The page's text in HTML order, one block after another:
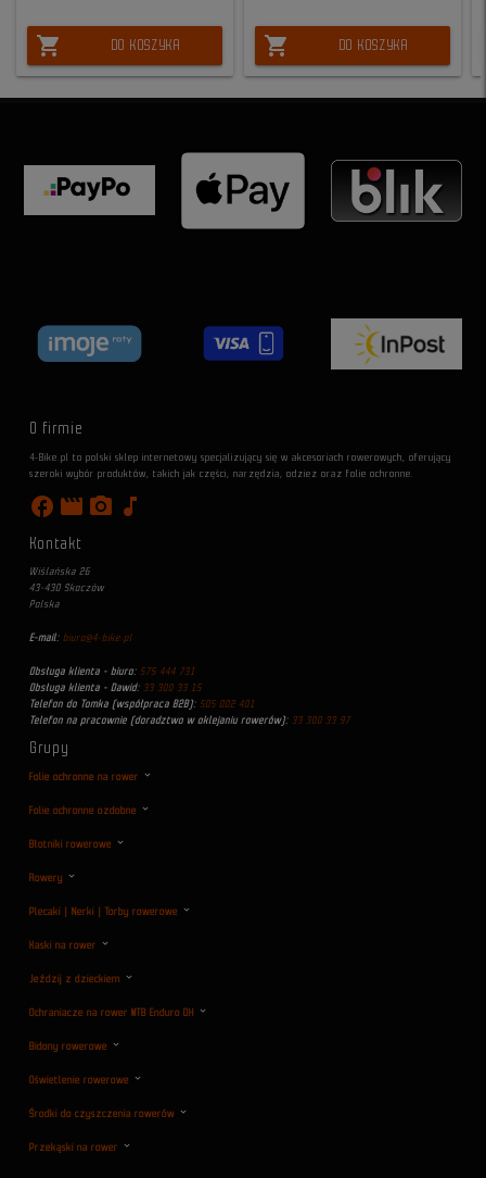
shopping_cart DO KOSZYKA shopping_cart DO KOSZYKA
O firmie
4-Bike.pl to polski sklep internetowy specjalizujący się w akcesoriach rowerowych, oferujący
szeroki wybór produktów, takich jak części, narzędzia, odzież oraz folie ochronne.
facebook movie photo_camera music_note
Kontakt
Wiślańska 26
43-430 Skoczów
Polska
E-mail: biuro@4-bike.pl
Obsługa klienta - biuro: 575 444 731
Obsługa klienta - Dawid: 33 300 33 15
Telefon do Tomka (współpraca B2B): 505 002 401
Telefon na pracownie (doradztwo w oklejaniu rowerów): 33 300 33 97
Grupy
Folie ochronne na rower
Folie ochronne ozdobne
Błotniki rowerowe
Rowery
Plecaki | Nerki | Torby rowerowe
Kaski na rower
Jeździj z dzieckiem
Ochraniacze na rower MTB Enduro DH
Bidony rowerowe
Oświetlenie rowerowe
Środki do czyszczenia rowerów
Przekąski na rower